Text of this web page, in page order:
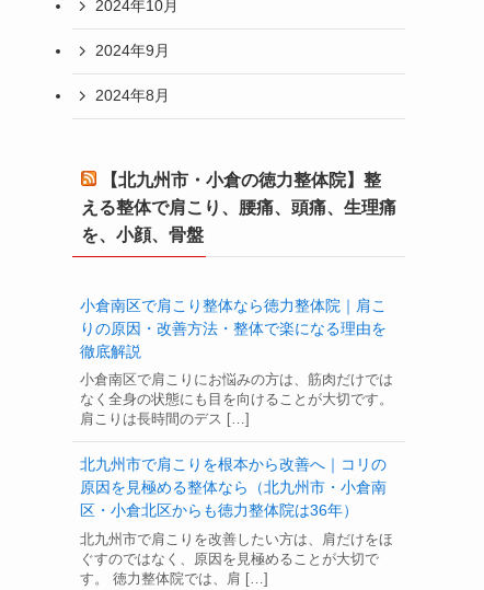
2024年10月
2024年9月
2024年8月
【北九州市・小倉の徳力整体院】整
える整体で肩こり、腰痛、頭痛、生理痛
を、小顔、骨盤
小倉南区で肩こり整体なら徳力整体院｜肩こ
りの原因・改善方法・整体で楽になる理由を
徹底解説
小倉南区で肩こりにお悩みの方は、筋肉だけでは
なく全身の状態にも目を向けることが大切です。
肩こりは長時間のデス […]
北九州市で肩こりを根本から改善へ｜コリの
原因を見極める整体なら（北九州市・小倉南
区・小倉北区からも徳力整体院は36年）
北九州市で肩こりを改善したい方は、肩だけをほ
ぐすのではなく、原因を見極めることが大切で
す。 徳力整体院では、肩 […]